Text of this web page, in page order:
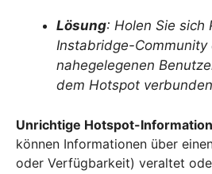
Lösung: Holen Sie sich
Instabridge-Community
nahegelegenen
dem Hotspot
Unrichtige Hotspot-
können Informationen über
oder Verfügbarkeit) veraltet